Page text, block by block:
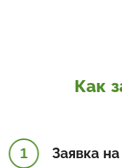
Как
1 Заявка